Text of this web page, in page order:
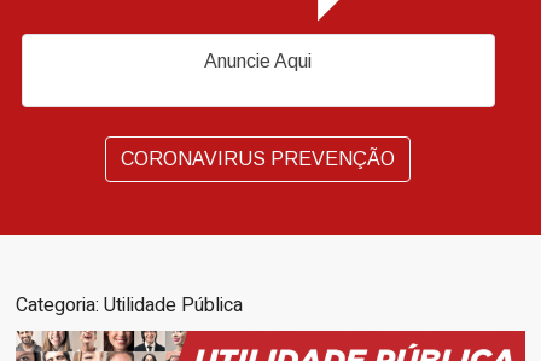
Anuncie Aqui
CORONAVIRUS PREVENÇÃO
Categoria:Utilidade Pública